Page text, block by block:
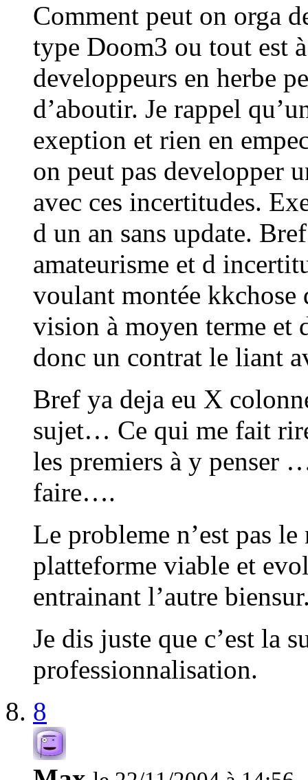
Comment peut on orga
type Doom3 ou tout est
developpeurs en herbe
d’aboutir. Je rappel
exeption et rien en
on peut pas developper
avec ces incertitudes.
d un an sans update.
amateurisme et d
voulant montée kkchose
vision à moyen terme et
donc un contrat le liant
Bref ya deja eu X
sujet… Ce qui me fait
les premiers à y penser
faire….
Le probleme n’est pas
platteforme viable et
entrainant l’autre
Je dis juste que c’est la
professionnalisation.
8